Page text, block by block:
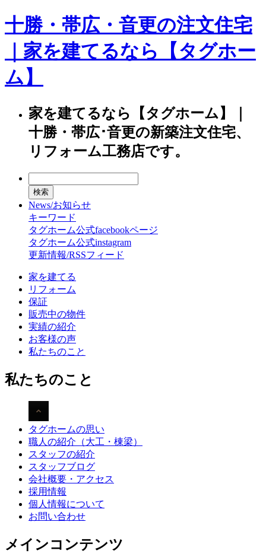
十勝・帯広・音更の注文住宅
｜家を建てるなら【タグホー
ム】
家を建てるなら【タグホーム】｜
十勝・帯広･音更の新築注文住宅、
リフォーム工務店です。
News/お知らせ
キーワード
タグホーム公式facebookページ
タグホーム公式instagram
更新情報/RSSフィード
家を建てる
リフォーム
保証
販売中の物件
実績の紹介
お客様の声
私たちのこと
私たちのこと
タグホームの思い
職人の紹介（大工・棟梁）
スタッフの紹介
スタッフブログ
会社概要・アクセス
採用情報
個人情報について
お問い合わせ
メインコンテンツ